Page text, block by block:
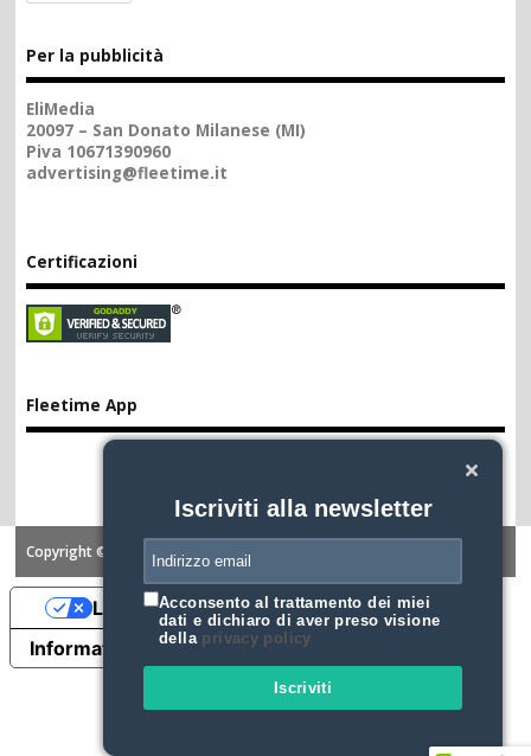
Iscriviti alla newsletter
Acconsento al trattamento dei miei
dati e dichiaro di aver preso visione
della privacy policy
Iscriviti
Per la pubblicità
EliMedia
20097 – San Donato Milanese (MI)
Piva 10671390960
advertising@fleetime.it
Certificazioni
Fleetime App
Copyright ©2026. FLEETIME
Informativa sulla raccolta
Le tue preferenze relative alla privacy